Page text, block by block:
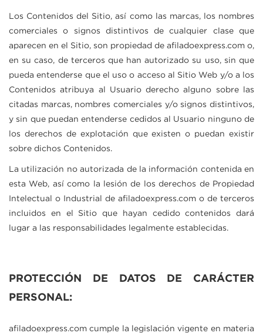
Los Contenidos del Sitio, así como las marcas, los nombres
comerciales o signos distintivos de cualquier clase que
aparecen en el Sitio, son propiedad de afiladoexpress.com o,
en su caso, de terceros que han autorizado su uso, sin que
pueda entenderse que el uso o acceso al Sitio Web y/o a los
Contenidos atribuya al Usuario derecho alguno sobre las
citadas marcas, nombres comerciales y/o signos distintivos,
y sin que puedan entenderse cedidos al Usuario ninguno de
los derechos de explotación que existen o puedan existir
sobre dichos Contenidos.
La utilización no autorizada de la información contenida en
esta Web, así como la lesión de los derechos de Propiedad
Intelectual o Industrial de afiladoexpress.com o de terceros
incluidos en el Sitio que hayan cedido contenidos dará
lugar a las responsabilidades legalmente establecidas.
PROTECCIÓN DE DATOS DE CARÁCTER
PERSONAL:
afiladoexpress.com cumple la legislación vigente en materia